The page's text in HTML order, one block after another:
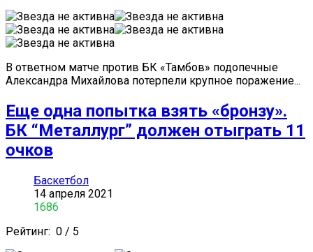
В ответном матче против БК «Тамбов» подопечные
Александра Михайлова потерпели крупное поражение...
Еще одна попытка взять «бронзу».
БК “Металлург” должен отыграть 11
очков
Баскетбол
14 апреля 2021
1686
Рейтинг: 0 / 5